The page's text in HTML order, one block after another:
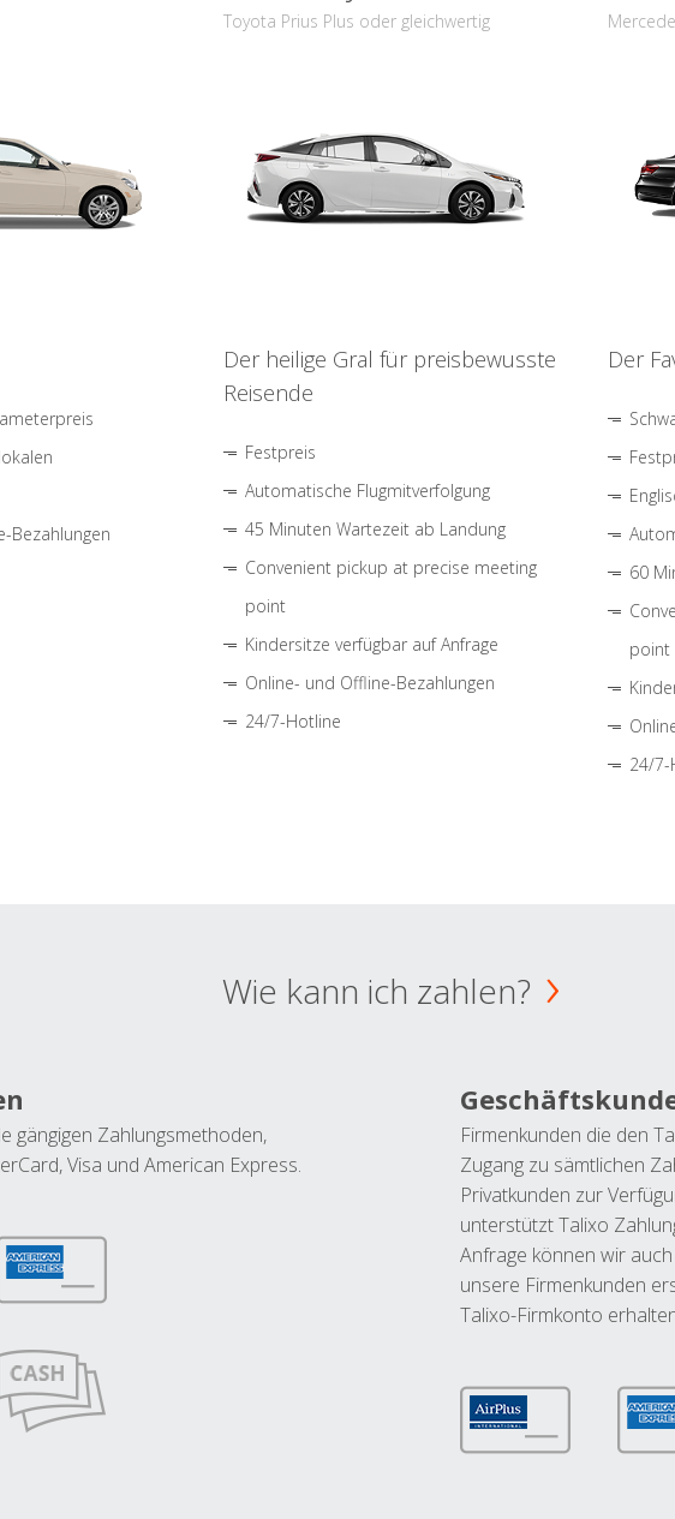
Bezahlungen
Toyota Prius Plus oder gleichwertig
Der heilige Gral für preisbewusste
Reisende
Festpreis
Automatische Flugmitverfolgung
45 Minuten Wartezeit ab Landung
Convenient pickup at precise meeting
point
Kindersitze verfügbar auf Anfrage
Online- und Offline-Bezahlungen
24/7-Hotline
Der
60
point
24/7-
Wie kann ich zahlen?
gängigen Zahlungsmethoden,
Visa und American Express.
Firmenkunden die den
Zugang zu sämtlichen
Privatkunden zur
unterstützt Talixo
Anfrage können wir
unsere Firmenkunden
Talixo-Firmkonto